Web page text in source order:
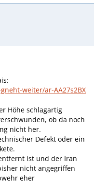
weiter/ar-AA27s2BX
Höhe schlagartig
ob da noch
nicht her.
Defekt oder ein
ist und der Iran
nicht angegriffen
eher